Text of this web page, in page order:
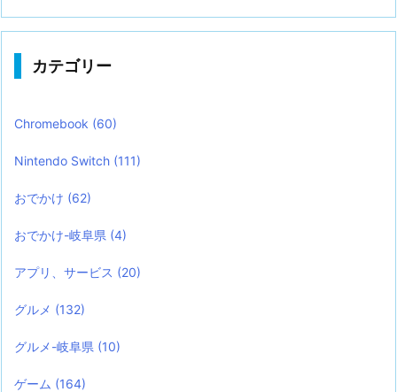
カテゴリー
Chromebook (60)
Nintendo Switch (111)
おでかけ (62)
おでかけ-岐阜県 (4)
アプリ、サービス (20)
グルメ (132)
グルメ-岐阜県 (10)
ゲーム (164)